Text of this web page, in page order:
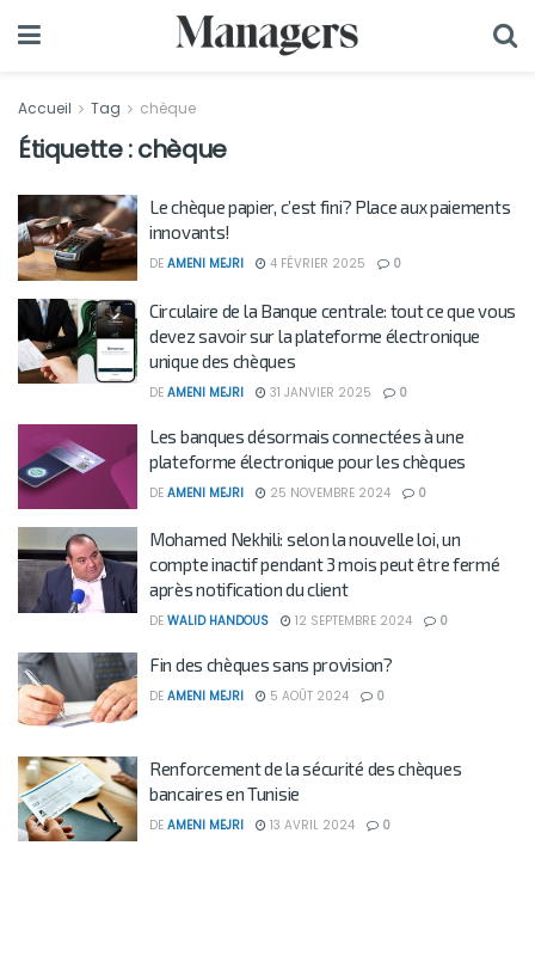
Accueil Tag chèque
Étiquette :chèque
Le chèque papier, c’est fini? Place aux paiements
innovants!
DE AMENI MEJRI 4 FÉVRIER 2025 0
Circulaire de la Banque centrale: tout ce que vous
devez savoir sur la plateforme électronique
unique des chèques
DE AMENI MEJRI 31 JANVIER 2025 0
Les banques désormais connectées à une
plateforme électronique pour les chèques
DE AMENI MEJRI 25 NOVEMBRE 2024 0
Mohamed Nekhili: selon la nouvelle loi, un
compte inactif pendant 3 mois peut être fermé
après notification du client
DE WALID HANDOUS 12 SEPTEMBRE 2024 0
Fin des chèques sans provision?
DE AMENI MEJRI 5 AOÛT 2024 0
Renforcement de la sécurité des chèques
bancaires en Tunisie
DE AMENI MEJRI 13 AVRIL 2024 0